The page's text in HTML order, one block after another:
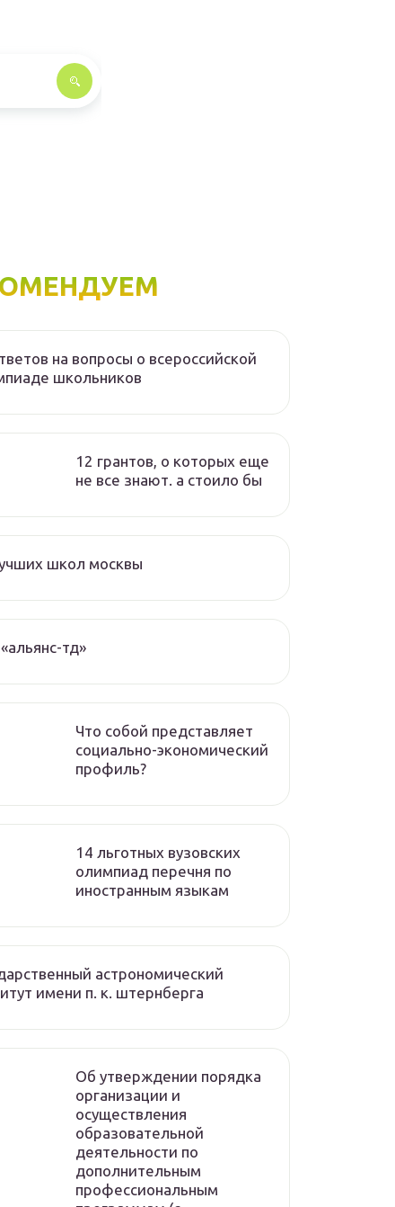
на вопросы о всероссийской
школьников
12 грантов, о которых еще
не все знают. а стоило бы
школ москвы
тд»
Что собой представляет
социально-экономический
профиль?
14 льготных вузовских
олимпиад перечня по
иностранным языкам
астрономический
имени п. к. штернберга
Об утверждении порядка
организации и
осуществления
образовательной
деятельности по
дополнительным
профессиональным